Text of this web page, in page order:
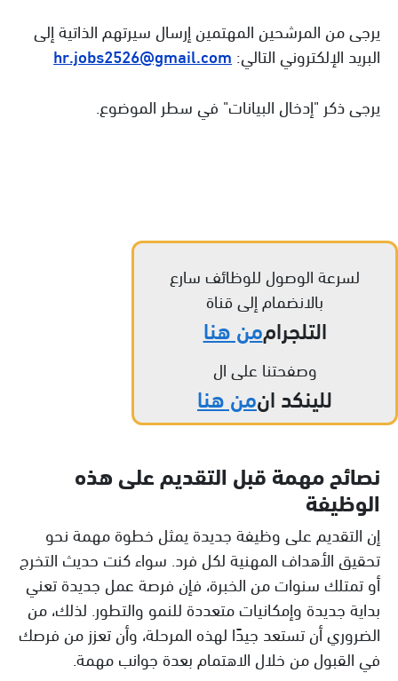
يرجى من المرشحين المهتمين إرسال سيرتهم الذاتية إلى
البريد الإلكتروني التالي:hr.jobs2526@gmail.com
يرجى ذكر "إدخال البيانات" في سطر الموضوع.
لسرعة الوصول للوظائف سارع
بالانضمام إلى قناة
التلجراممن هنا
وصفحتنا على ال
للينكد انمن هنا
نصائح مهمة قبل التقديم على هذه
الوظيفة
إن التقديم على وظيفة جديدة يمثل خطوة مهمة نحو
تحقيق الأهداف المهنية لكل فرد. سواء كنت حديث التخرج
أو تمتلك سنوات من الخبرة، فإن فرصة عمل جديدة تعني
بداية جديدة وإمكانيات متعددة للنمو والتطور. لذلك، من
الضروري أن تستعد جيدًا لهذه المرحلة، وأن تعزز من فرصك
في القبول من خلال الاهتمام بعدة جوانب مهمة.